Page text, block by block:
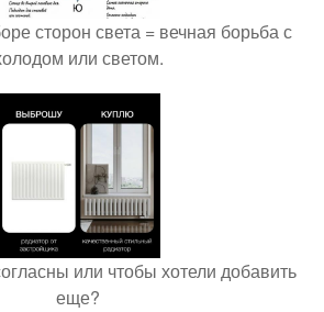
сторон света = вечная борьба с
или светом.
или чтобы хотели добавить
еще?